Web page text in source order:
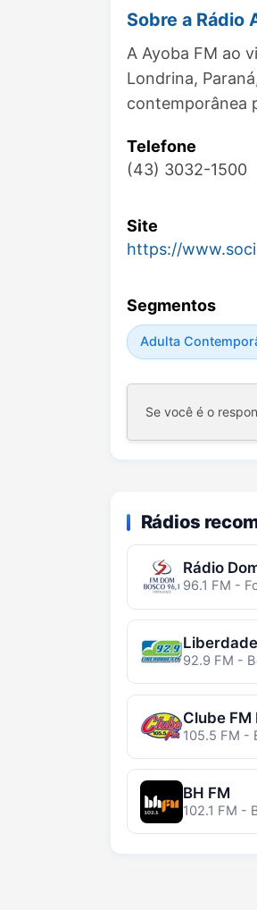
Sobre a Rádio
A Ayoba FM ao
Londrina,
contemporânea
Telefone
(43) 3032-1500
Site
https://
Segmentos
Adulta
Se você é o
Rádios
Rádio
96.1 FM -
92.9 FM -
Clube FM
105.5 FM -
BH FM
102.1 FM -